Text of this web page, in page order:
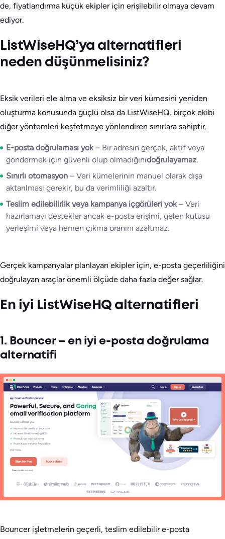
de, fiyatlandırma küçük ekipler için erişilebilir olmaya devam
ediyor.
ListWiseHQ’ya alternatifleri
neden düşünmelisiniz?
Eksik verileri ele alma ve eksiksiz bir veri kümesini yeniden
oluşturma konusunda güçlü olsa da ListWiseHQ, birçok ekibi
diğer yöntemleri keşfetmeye yönlendiren sınırlara sahiptir.
E-posta doğrulaması yok – Bir adresin gerçek, aktif veya
göndermek için güvenli olup olmadığınıdoğrulayamaz.
Sınırlı otomasyon – Veri kümelerinin manuel olarak dışa
aktarılması gerekir, bu da verimliliği azaltır.
Teslim edilebilirlik veya kampanya içgörüleri yok – Veri
hazırlamayı destekler ancak e-posta erişimi, gelen kutusu
yerleşimi veya hemen çıkma oranını azaltmaz.
Gerçek kampanyalar planlayan ekipler için, e-posta geçerliliğini
doğrulayan araçlar önemli ölçüde daha fazla değer sağlar.
En iyi ListWiseHQ alternatifleri
1. Bouncer – en iyi e-posta doğrulama
alternatifi
Bouncer işletmelerin geçerli, teslim edilebilir e-posta